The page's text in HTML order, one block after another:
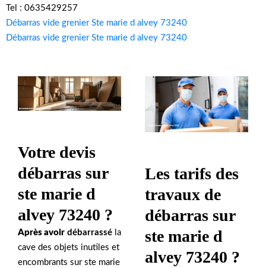
Tel : 0635429257
Débarras vide grenier Ste marie d alvey 73240
Débarras vide grenier Ste marie d alvey 73240
Votre devis
débarras sur
ste marie d
alvey 73240 ?
Après avoir débarrassé la
cave des objets inutiles et
encombrants sur ste marie
Les tarifs des
travaux de
débarras sur
ste marie d
alvey 73240 ?